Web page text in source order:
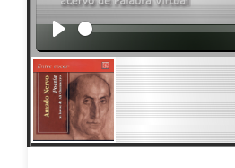
Seek